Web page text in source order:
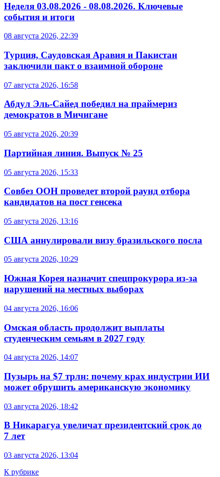
Неделя 03.08.2026 - 08.08.2026. Ключевые
события и итоги
08 августа 2026, 22:39
Турция, Саудовская Аравия и Пакистан
заключили пакт о взаимной обороне
07 августа 2026, 16:58
Абдул Эль-Сайед победил на праймериз
демократов в Мичигане
05 августа 2026, 20:39
Партийная линия. Выпуск № 25
05 августа 2026, 15:33
Совбез ООН проведет второй раунд отбора
кандидатов на пост генсека
05 августа 2026, 13:16
США аннулировали визу бразильского посла
05 августа 2026, 10:29
Южная Корея назначит спецпрокурора из-за
нарушений на местных выборах
04 августа 2026, 16:06
Омская область продолжит выплаты
студенческим семьям в 2027 году
04 августа 2026, 14:07
Пузырь на $7 трлн: почему крах индустрии ИИ
может обрушить американскую экономику
03 августа 2026, 18:42
В Никарагуа увеличат президентский срок до
7 лет
03 августа 2026, 13:04
К рубрике